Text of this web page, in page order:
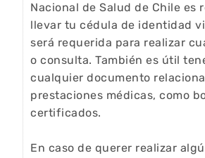
Nacional de Salud de Chile es
llevar tu cédula de identidad
será requerida para realizar
o consulta. También es útil
cualquier documento
prestaciones médicas, como
certificados.
En caso de querer realizar